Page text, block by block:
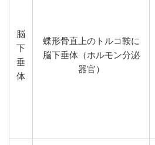
脳
下
垂
体
蝶形骨直上のトルコ鞍に
脳下垂体（ホルモン分泌
器官）